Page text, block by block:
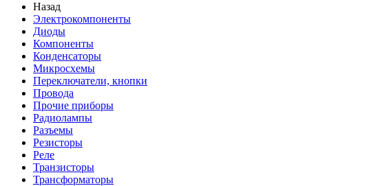
Назад
Электрокомпоненты
Диоды
Компоненты
Конденсаторы
Микросхемы
Переключатели, кнопки
Провода
Прочие приборы
Радиолампы
Разъемы
Резисторы
Реле
Транзисторы
Трансформаторы